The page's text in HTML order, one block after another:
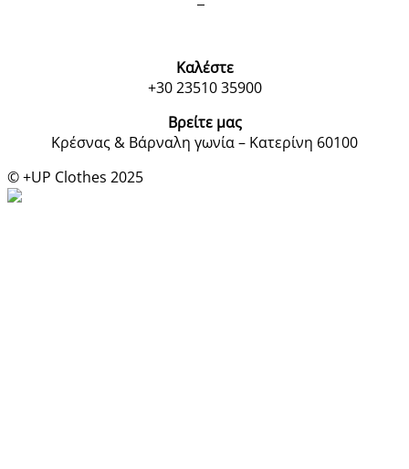
Καλέστε
+30 23510 35900
Βρείτε μας
Κρέσνας & Βάρναλη γωνία – Κατερίνη 60100
© +UP Clothes 2025